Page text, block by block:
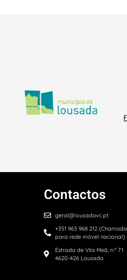
Contactos
geral@lousadavc.pt
+351 963 968 212 (Chamada
para rede móvel nacional)
Estrada de Vila Meã, n.º 71
4620-426 Lousada